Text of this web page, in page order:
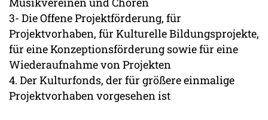
3- Die Offene Projektförderung, für
Projektvorhaben, für Kulturelle Bildungsprojekte,
für eine Konzeptionsförderung sowie für eine
Wiederaufnahme von Projekten
4. Der Kulturfonds, der für größere einmalige
Projektvorhaben vorgesehen ist